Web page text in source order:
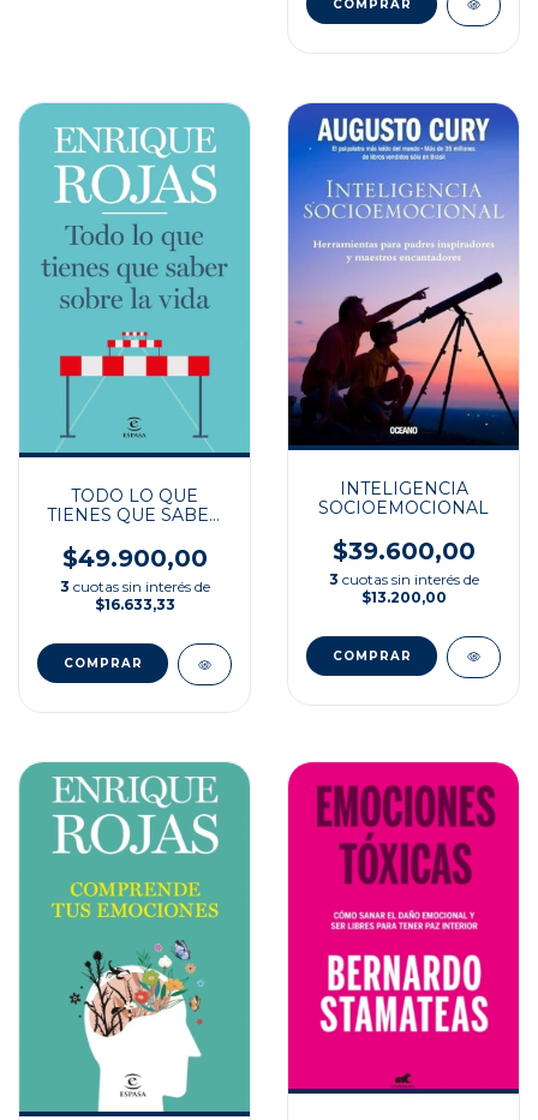
TODO LO QUE
TIENES QUE SABER
$49.900,00
3 cuotas sin interés de
$16.633,33
INTELIGENCIA
SOCIOEMOCIONAL
$39.600,00
3 cuotas sin interés de
$13.200,00